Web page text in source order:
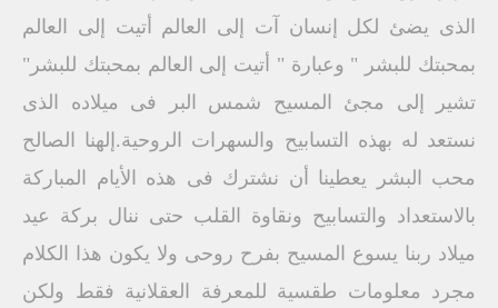
الذى يضئ لكل إنسان آت إلى العالم أتيت إلى العالم
بمحبتك للبشر " وعبارة " أتيت إلى العالم بمحبتك للبشر"
تشير إلى مجئ المسيح شمس البر فى ميلاده الذى
نستعد له بهذه التسابيح والسهرات الروحية.إلهنا الصالح
محب البشر يعطينا أن نشترك فى هذه الأيام المباركة
بالاستعداد والتسابيح ونقاوة القلب حتى ننال بركة عيد
ميلاد ربنا يسوع المسيح بفرح روحى ولا يكون هذا الكلام
مجرد معلومات طقسية للمعرفة العقلانية فقط ولكن